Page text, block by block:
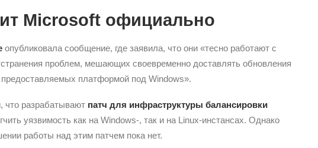
Microsoft официально
опубликовала сообщение, где заявила, что они «тесно работают с
проблем, мешающих своевременно доставлять обновления
платформой под Windows».
разрабатывают патч для инфраструктуры балансировки
уязвимость как на Windows-, так и на Linux-инстансах. Однако
работы над этим патчем пока нет.